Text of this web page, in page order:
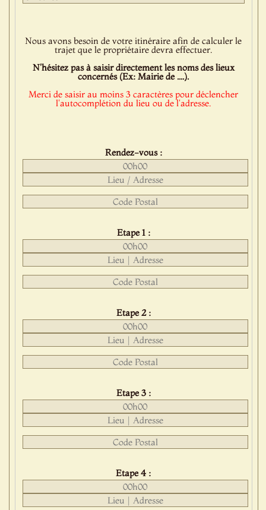
Nous avons besoin de votre itinéraire afin de calculer le
trajet que le propriétaire devra effectuer.
N'hésitez pas à saisir directement les noms des lieux
concernés (Ex: Mairie de ....).
Merci de saisir au moins 3 caractères pour déclencher
l'autocomplétion du lieu ou de l'adresse.
Rendez-vous :
Etape 1 :
Etape 2 :
Etape 3 :
Etape 4 :